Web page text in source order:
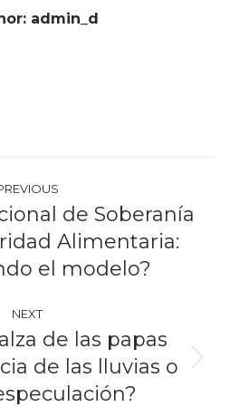
admin_d
Previous
post:
de Soberanía
Alimentaria:
el modelo?
NEXT
Next
post:
de las papas
de las lluvias o